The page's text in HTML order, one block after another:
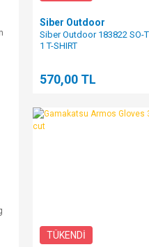
Siber Outdoor
Siber Outdoor 183822 SO-
1 T-SHIRT
570,00 TL
TÜKENDİ